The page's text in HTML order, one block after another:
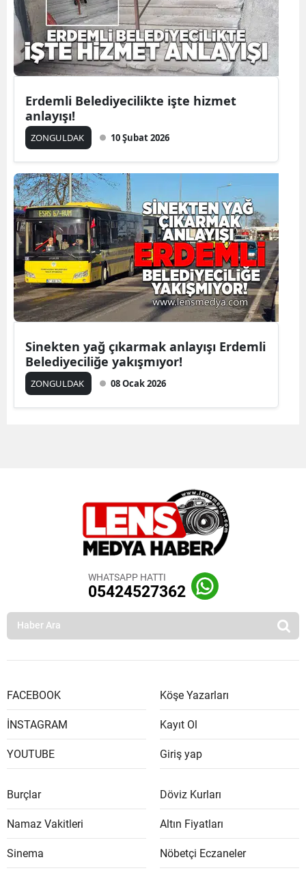
Erdemli Belediyecilikte işte hizmet
anlayışı!
ZONGULDAK 10 Şubat 2026
Sinekten yağ çıkarmak anlayışı Erdemli
Belediyeciliğe yakışmıyor!
ZONGULDAK 08 Ocak 2026
WHATSAPP HATTI
05424527362
FACEBOOK
İNSTAGRAM
YOUTUBE
Köşe Yazarları
Kayıt Ol
Giriş yap
Burçlar
Namaz Vakitleri
Sinema
Döviz Kurları
Altın Fiyatları
Nöbetçi Eczaneler